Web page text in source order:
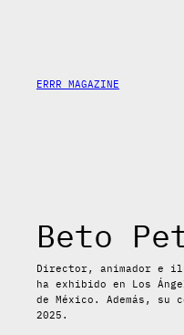
ERRR MAGAZINE
Beto
Director, animador e
ha exhibido en Los
de México. Además, su
2025.